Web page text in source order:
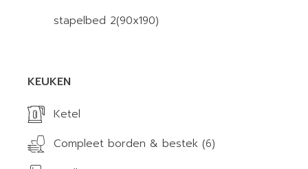
stapelbed 2(90x190)
KEUKEN
Ketel
Compleet borden & bestek (6)